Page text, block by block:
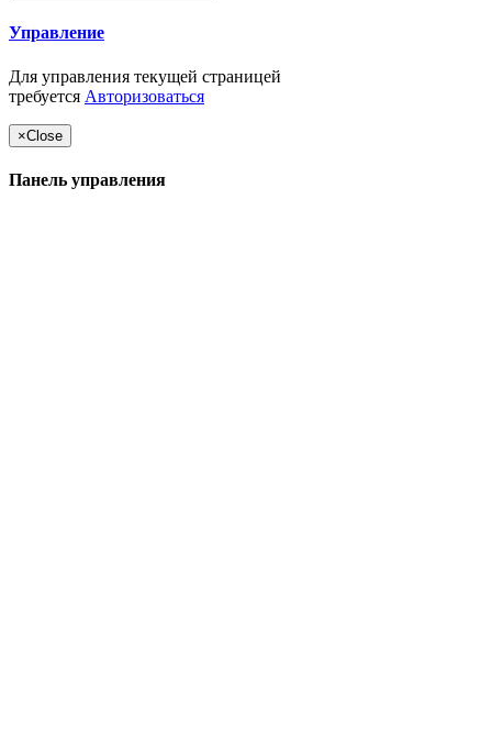
Управление
Для управления текущей страницей
требуется Авторизоваться
×Close
Панель управления